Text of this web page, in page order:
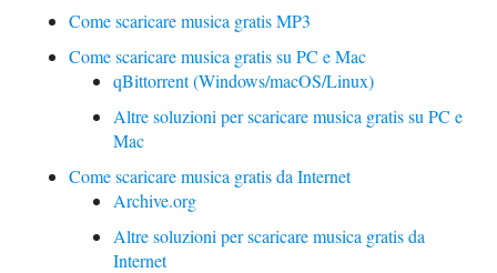
Come scaricare musica gratis MP3
Come scaricare musica gratis su PC e Mac
qBittorrent (Windows/macOS/Linux)
Altre soluzioni per scaricare musica gratis su PC e
Mac
Come scaricare musica gratis da Internet
Archive.org
Altre soluzioni per scaricare musica gratis da
Internet